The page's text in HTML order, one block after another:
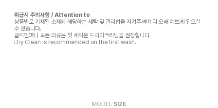
취급시 주의사항 / Attention to
상품별로 기재된 소재에 해당하는 세탁 및 관리법을 지켜주셔야 더 오래 예쁘게 입으실
수 있습니다.
클릭앤퍼니 모든 의류는 첫 세탁은 드라이크리닝을 권장합니다.
Dry Clean is recommended on the first wash.
MODEL SIZE